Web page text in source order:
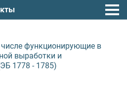
функционирующие в
выработки и
1778 - 1785)